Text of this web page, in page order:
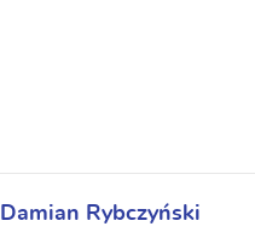
Damian Rybczyński